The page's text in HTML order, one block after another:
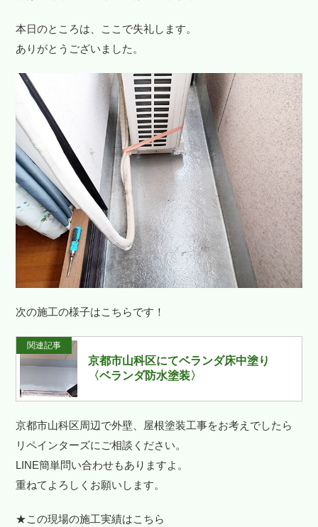
本日のところは、ここで失礼します。
ありがとうございました。
次の施工の様子はこちらです！
関連記事
京都市山科区にてベランダ床中塗り
〈ベランダ防水塗装〉
京都市山科区周辺で外壁、屋根塗装工事をお考えでしたら
リペインターズにご相談ください。
LINE簡単問い合わせもありますよ。
重ねてよろしくお願いします。
★この現場の施工実績はこちら